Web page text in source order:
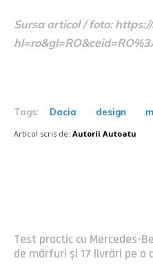
Sursa articol / foto:
Tags: Dacia design
Articol scris de: Autorii Autoatu
Test practic cu Mercedes-
de mărfuri și 17 livrări pe o